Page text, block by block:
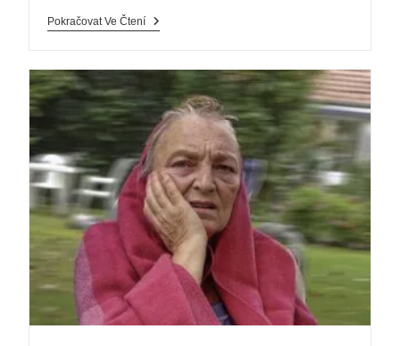
Pokračovat Ve Čtení